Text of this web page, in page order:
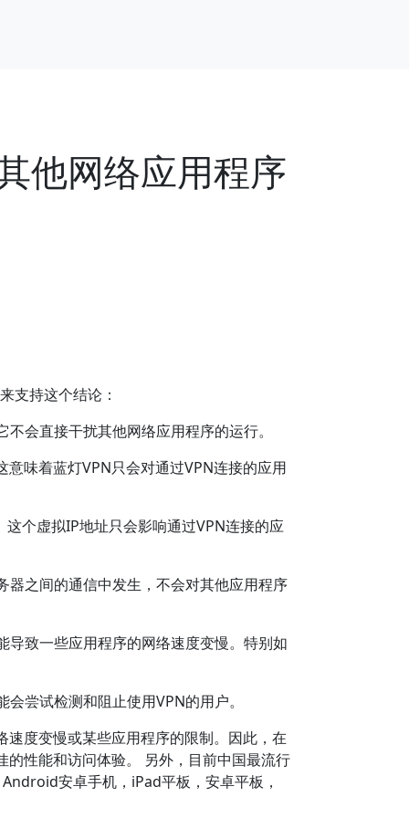
他网络应用程序
支持这个结论：
会直接干扰其他网络应用程序的运行。
味着蓝灯VPN只会对通过VPN连接的应用
个虚拟IP地址只会影响通过VPN连接的应
器之间的通信中发生，不会对其他应用程序
导致一些应用程序的网络速度变慢。特别如
尝试检测和阻止使用VPN的用户。
度变慢或某些应用程序的限制。因此，在
性能和访问体验。 另外，目前中国最流行
安卓手机，iPad平板，安卓平板，